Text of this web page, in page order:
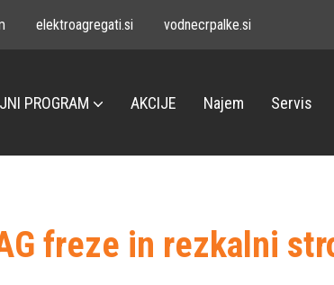
elektroagregati.si vodnecrpalke.si
PROGRAM AKCIJE Najem Servis
freze in rezkalni